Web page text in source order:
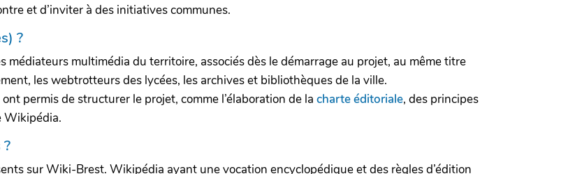
et d’inviter à des initiatives communes.
?
médiateurs multimédia du territoire, associés dès le démarrage au projet, au même titre
les webtrotteurs des lycées, les archives et bibliothèques de la ville.
permis de structurer le projet, comme l’élaboration de la charte éditoriale, des principes
Wikipédia.
sur Wiki-Brest. Wikipédia ayant une vocation encyclopédique et des règles d’édition